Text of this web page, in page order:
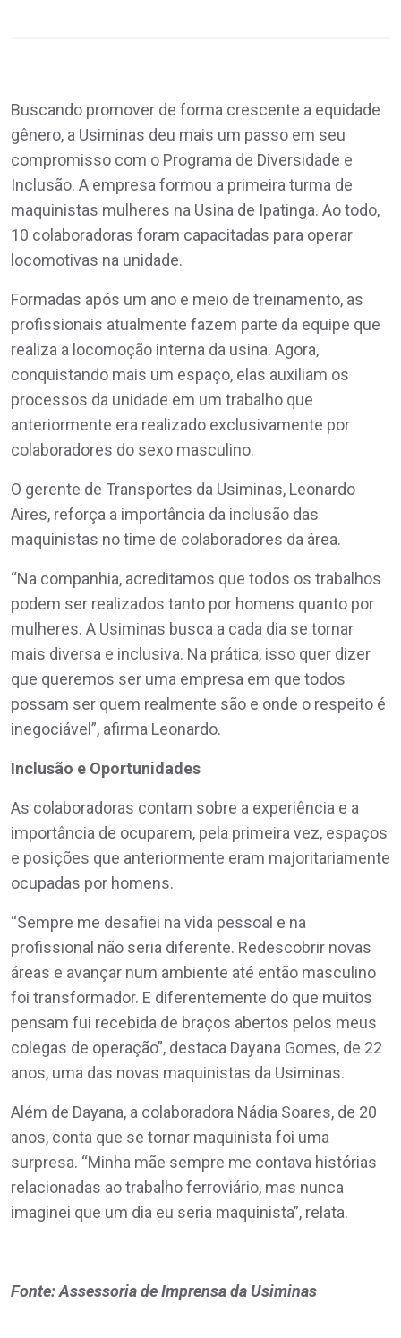
Buscando promover de forma crescente a equidade
gênero, a Usiminas deu mais um passo em seu
compromisso com o Programa de Diversidade e
Inclusão. A empresa formou a primeira turma de
maquinistas mulheres na Usina de Ipatinga. Ao todo,
10 colaboradoras foram capacitadas para operar
locomotivas na unidade.
Formadas após um ano e meio de treinamento, as
profissionais atualmente fazem parte da equipe que
realiza a locomoção interna da usina. Agora,
conquistando mais um espaço, elas auxiliam os
processos da unidade em um trabalho que
anteriormente era realizado exclusivamente por
colaboradores do sexo masculino.
O gerente de Transportes da Usiminas, Leonardo
Aires, reforça a importância da inclusão das
maquinistas no time de colaboradores da área.
“Na companhia, acreditamos que todos os trabalhos
podem ser realizados tanto por homens quanto por
mulheres. A Usiminas busca a cada dia se tornar
mais diversa e inclusiva. Na prática, isso quer dizer
que queremos ser uma empresa em que todos
possam ser quem realmente são e onde o respeito é
inegociável”, afirma Leonardo.
Inclusão e Oportunidades
As colaboradoras contam sobre a experiência e a
importância de ocuparem, pela primeira vez, espaços
e posições que anteriormente eram majoritariamente
ocupadas por homens.
“Sempre me desafiei na vida pessoal e na
profissional não seria diferente. Redescobrir novas
áreas e avançar num ambiente até então masculino
foi transformador. E diferentemente do que muitos
pensam fui recebida de braços abertos pelos meus
colegas de operação”, destaca Dayana Gomes, de 22
anos, uma das novas maquinistas da Usiminas.
Além de Dayana, a colaboradora Nádia Soares, de 20
anos, conta que se tornar maquinista foi uma
surpresa. “Minha mãe sempre me contava histórias
relacionadas ao trabalho ferroviário, mas nunca
imaginei que um dia eu seria maquinista”, relata.
Fonte: Assessoria de Imprensa da Usiminas